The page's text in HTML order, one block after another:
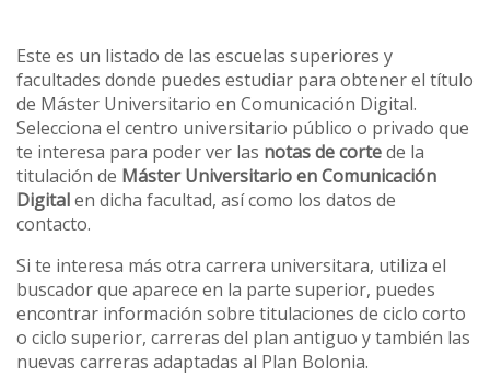
Este es un listado de las escuelas superiores y
facultades donde puedes estudiar para obtener el título
de Máster Universitario en Comunicación Digital.
Selecciona el centro universitario público o privado que
te interesa para poder ver las notas de cortede la
titulación de Máster Universitario en Comunicación
Digitalen dicha facultad, así como los datos de
contacto.
Si te interesa más otra carrera universitara, utiliza el
buscador que aparece en la parte superior, puedes
encontrar información sobre titulaciones de ciclo corto
o ciclo superior, carreras del plan antiguo y también las
nuevas carreras adaptadas al Plan Bolonia.